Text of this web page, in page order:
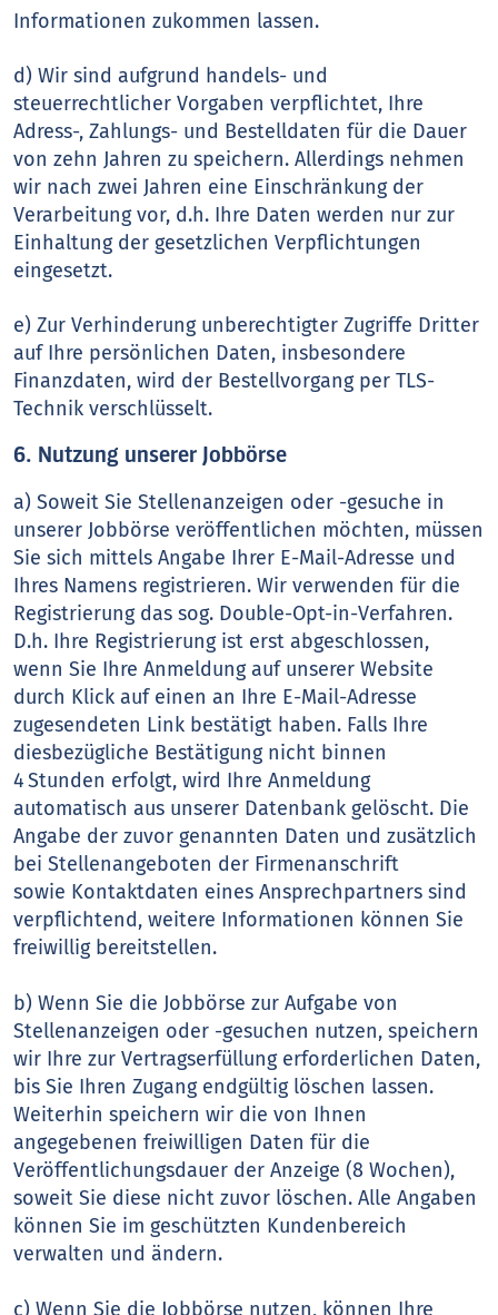
Informationen zukommen lassen.
d) Wir sind aufgrund handels- und
steuerrechtlicher Vorgaben verpflichtet, Ihre
Adress-, Zahlungs- und Bestelldaten für die Dauer
von zehn Jahren zu speichern. Allerdings nehmen
wir nach zwei Jahren eine Einschränkung der
Verarbeitung vor, d.h. Ihre Daten werden nur zur
Einhaltung der gesetzlichen Verpflichtungen
eingesetzt.
e) Zur Verhinderung unberechtigter Zugriffe Dritter
auf Ihre persönlichen Daten, insbesondere
Finanzdaten, wird der Bestellvorgang per TLS-
Technik verschlüsselt.
6. Nutzung unserer Jobbörse
a) Soweit Sie Stellenanzeigen oder -gesuche in
unserer Jobbörse veröffentlichen möchten, müssen
Sie sich mittels Angabe Ihrer E-Mail-Adresse und
Ihres Namens registrieren. Wir verwenden für die
Registrierung das sog. Double-Opt-in-Verfahren.
D.h. Ihre Registrierung ist erst abgeschlossen,
wenn Sie Ihre Anmeldung auf unserer Website
durch Klick auf einen an Ihre E-Mail-Adresse
zugesendeten Link bestätigt haben. Falls Ihre
diesbezügliche Bestätigung nicht binnen
4 Stunden erfolgt, wird Ihre Anmeldung
automatisch aus unserer Datenbank gelöscht. Die
Angabe der zuvor genannten Daten und zusätzlich
bei Stellenangeboten der Firmenanschrift
sowie Kontaktdaten eines Ansprechpartners sind
verpflichtend, weitere Informationen können Sie
freiwillig bereitstellen.
b) Wenn Sie die Jobbörse zur Aufgabe von
Stellenanzeigen oder -gesuchen nutzen, speichern
wir Ihre zur Vertragserfüllung erforderlichen Daten,
bis Sie Ihren Zugang endgültig löschen lassen.
Weiterhin speichern wir die von Ihnen
angegebenen freiwilligen Daten für die
Veröffentlichungsdauer der Anzeige (8 Wochen),
soweit Sie diese nicht zuvor löschen. Alle Angaben
können Sie im geschützten Kundenbereich
verwalten und ändern.
c) Wenn Sie die Jobbörse nutzen, können Ihre